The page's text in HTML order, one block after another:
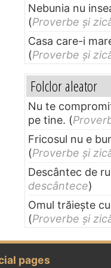
Nebunia nu
(Proverbe și
Casa care-i
(Proverbe și
Folclor aleator
Nu te
pe tine. (
Fricosul nu e
(Proverbe și
Descântec de
descântece)
Omul trăieşte
(Proverbe și
pages